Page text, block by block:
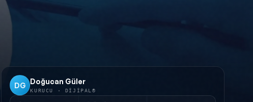
DG Doğucan Güler
KURUCU · DIJIPAL®